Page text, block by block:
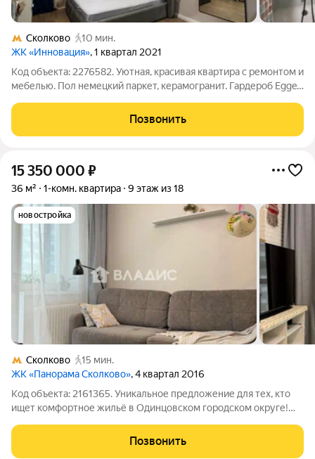
Сколково
10 мин.
ЖК «Инновация», 1 квартал 2021
Код объекта: 2276582. Уютная, красивая квартира с ремонтом и
мебелью. Пол немецкий паркет, керамогранит. Гардероб Egger
есть все необходимое для проживания, и даже больше, уют и
хорошая
Позвонить
15 350 000 ₽
36 м² 1-комн. квартира 9 этаж из 18
новостройка
Сколково
15 мин.
ЖК «Панорама Сколково», 4 квартал 2016
Код объекта: 2161365. Уникальное предложение для тех, кто
ищет комфортное жильё в Одинцовском городском округе!
посёлке городского типа Новоивановское по адресу: улица
Агрохимиков, 15А. Квартира
Позвонить